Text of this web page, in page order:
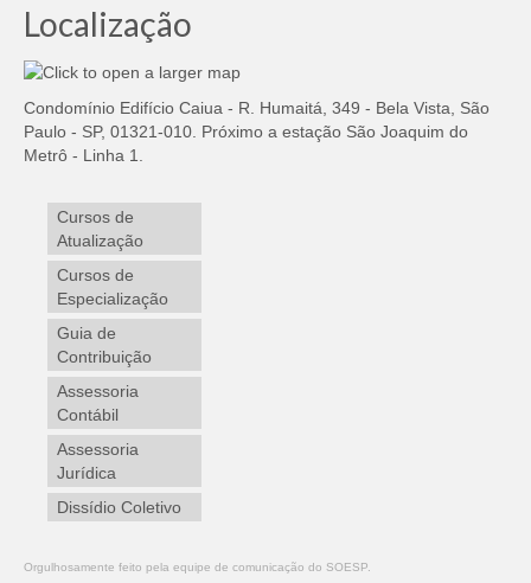
Localização
Condomínio Edifício Caiua - R. Humaitá, 349 - Bela Vista, São
Paulo - SP, 01321-010. Próximo a estação São Joaquim do
Metrô - Linha 1.
Cursos de
Atualização
Cursos de
Especialização
Guia de
Contribuição
Assessoria
Contábil
Assessoria
Jurídica
Dissídio Coletivo
Orgulhosamente feito pela equipe de comunicação do SOESP.